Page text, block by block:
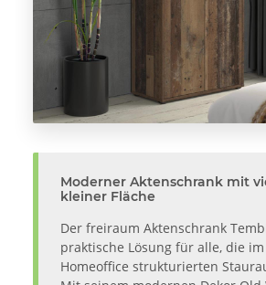
Moderner Aktenschrank mit
kleiner Fläche
Der freiraum Aktenschrank
praktische Lösung für alle, die
Homeoffice strukturierten